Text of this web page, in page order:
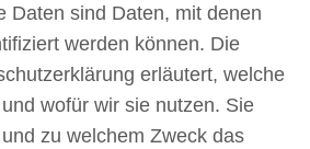
Daten sind Daten, mit denen
werden können. Die
erläutert, welche
wofür wir sie nutzen. Sie
zu welchem Zweck das